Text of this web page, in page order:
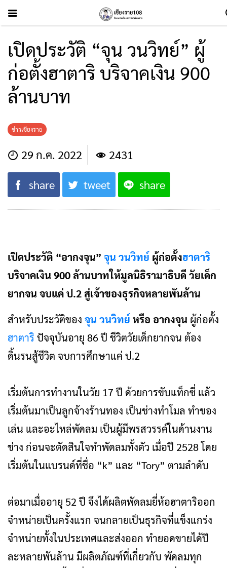
เปิดประวัติ “จุน วนวิทย์” ผู้
ก่อตั้งฮาตาริ บริจาคเงิน 900
ล้านบาท
ข่าวเชียงราย
29 ก.ค. 2022 2431
share tweet share
เปิดประวัติ “อากงจุน” จุน วนวิทย์ ผู้ก่อตั้งฮาตาริ
บริจาคเงิน 900 ล้านบาทให้มูลนิธิรามาธิบดี วัยเด็ก
ยากจน จบแค่ ป.2 สู่เจ้าของธุรกิจหลายพันล้าน
สำหรับประวัติของ จุน วนวิทย์ หรือ อากงจุน ผู้ก่อตั้ง
ฮาตาริ ปัจจุบันอายุ 86 ปี ชีวิตวัยเด็กยากจน ต้อง
ดิ้นรนสู้ชีวิต จบการศึกษาแค่ ป.2
เริ่มต้นการทำงานในวัย 17 ปี ด้วยการขับแท็กซี่ แล้ว
เริ่มต้นมาเป็นลูกจ้างร้านทอง เป็นช่างทำโมล ทำของ
เล่น และอะไหล่พัดลม เป็นผู้มีพรสวรรค์ในด้านงาน
ช่าง ก่อนจะตัดสินใจทำพัดลมทั้งตัว เมื่อปี 2528 โดย
เริ่มต้นในแบรนด์ที่ชื่อ “k” และ “Tory” ตามลำดับ
ต่อมาเมื่ออายุ 52 ปี จึงได้ผลิตพัดลมยี่ห้อฮาตาริออก
จำหน่ายเป็นครั้งแรก จนกลายเป็นธุรกิจที่แข็งแกร่ง
จำหน่ายทั้งในประเทศและส่งออก ทำยอดขายได้ปี
ละหลายพันล้าน มีผลิตภัณฑ์ที่เกี่ยวกับ พัดลมทุก